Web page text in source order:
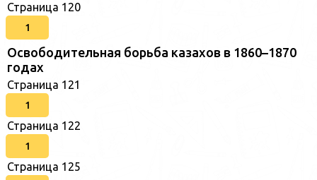
Страница 120
1
Освободительная борьба казахов в 1860–1870
годах
Страница 121
1
Страница 122
1
Страница 125